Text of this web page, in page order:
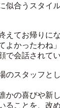
似合うスタイ
えてお帰りに
よかったわね
で会話されて
のスタッフと
かの喜びや新
ることを、改